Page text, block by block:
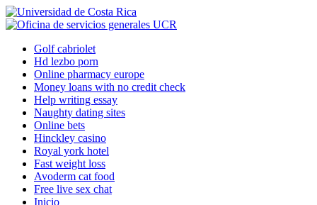
Golf cabriolet
Hd lezbo porn
Online pharmacy europe
Money loans with no credit check
Help writing essay
Naughty dating sites
Online bets
Hinckley casino
Royal york hotel
Fast weight loss
Avoderm cat food
Free live sex chat
Inicio